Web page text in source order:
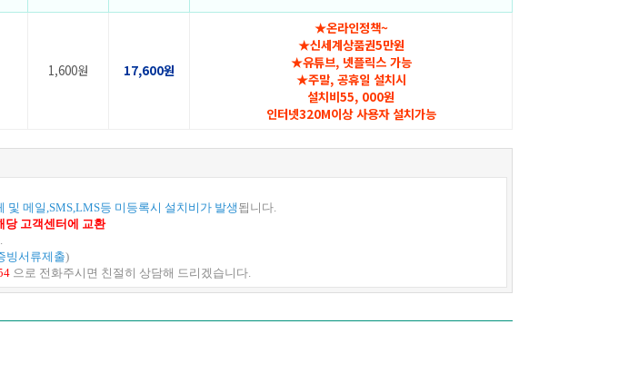
1,600원 17,600원
★온라인정책~
★신세계상품권5만원
★유튜브, 넷플릭스 가능
★주말, 공휴일 설치시
설치비55, 000원
인터넷320M이상 사용자 설치가능
및 메일,SMS,LMS등 미등록시 설치비가 발생됩니다.
당 고객센터에 교환
빙서류제출)
으로 전화주시면 친절히 상담해 드리겠습니다.